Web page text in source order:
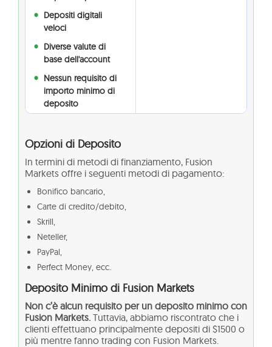
Depositi digitali
veloci
Diverse valute di
base dell'account
Nessun requisito di
importo minimo di
deposito
Opzioni di Deposito
In termini di metodi di finanziamento, Fusion
Markets offre i seguenti metodi di pagamento:
Bonifico bancario,
Carte di credito/debito,
Skrill,
Neteller,
PayPal,
Perfect Money, ecc.
Deposito Minimo di Fusion Markets
Non c’è alcun requisito per un deposito minimo con
Fusion Markets. Tuttavia, abbiamo riscontrato che i
clienti effettuano principalmente depositi di $1500 o
più mentre fanno trading con Fusion Markets.